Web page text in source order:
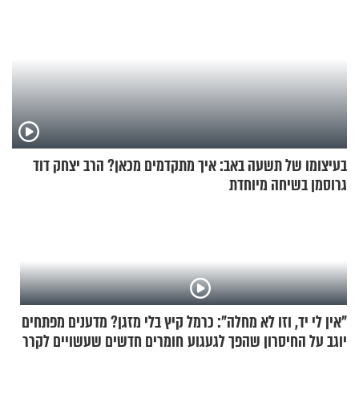
בעיצומו של תשעה באב: איך מתקדמים מכאן? הרב יצחק דוד
גרוסמן בשיחה מיוחדת
"אין לי יד, וזו לא מחלה": כרמל
יוגב על החיסרון שהפך לגעגוע
קיץ בלי מזגן? מדענים מפתחים
חומרים חדשים שעשויים לקרר